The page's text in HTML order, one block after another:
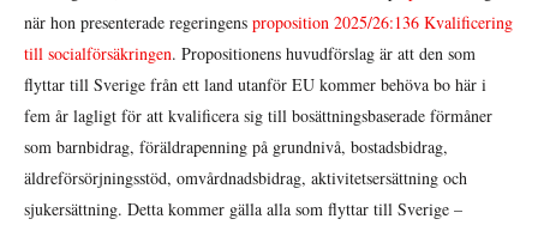
när hon presenterade regeringens proposition 2025/26:136 Kvalificering
till socialförsäkringen. Propositionens huvudförslag är att den som
flyttar till Sverige från ett land utanför EU kommer behöva bo här i
fem år lagligt för att kvalificera sig till bosättningsbaserade förmåner
som barnbidrag, föräldrapenning på grundnivå, bostadsbidrag,
äldreförsörjningsstöd, omvårdnadsbidrag, aktivitetsersättning och
sjukersättning. Detta kommer gälla alla som flyttar till Sverige –